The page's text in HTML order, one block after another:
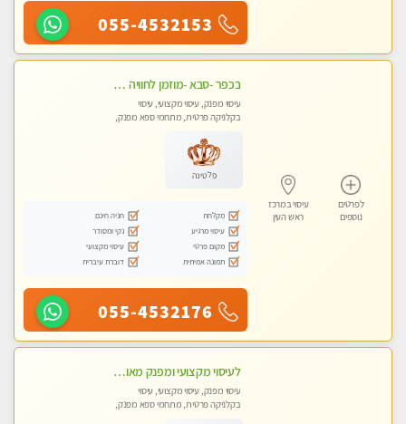
055-4532153
לפרטים
נוספים
עיסוי במרכז
ראש העין
בכפר -סבא -מוזמן לחוויה בלתי נשכחת!!!עיסוי מפנק ביותר מומלץ לחלוטין!!!
עיסוי מפנק, עיסוי מקצועי, עיסוי
בקלניקה פרטית, מתחמי ספא מפנק,
פלטינה
מקלחת
חניה חינם
עיסוי מרגיע
נקי ומסודר
מקום פרטי
עיסוי מקצועי
תמונה אמיתית
דוברת עיברית
055-4532176
לעיסוי מקצועי ומפנק מאוד. לחוויה מרגיעה ומפנקת .מומלץ מאוד !!! בכפר -סבא
עיסוי מפנק, עיסוי מקצועי, עיסוי
בקלניקה פרטית, מתחמי ספא מפנק,